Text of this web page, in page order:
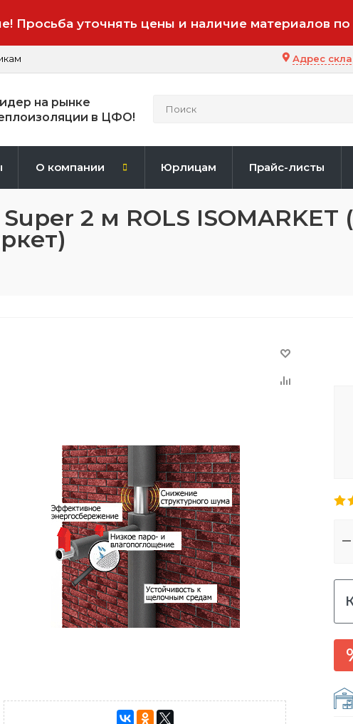
Просьба уточнять цены и наличие материалов
Адрес
на рынке
в ЦФО!
О компании Юрлицам Прайс-листы
2 м ROLS